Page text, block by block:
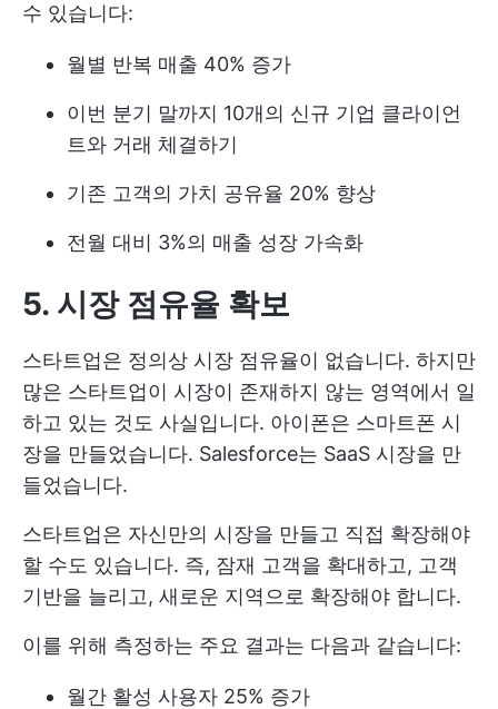
수 있습니다:
월별 반복 매출 40% 증가
이번 분기 말까지 10개의 신규 기업 클라이언
트와 거래 체결하기
기존 고객의 가치 공유율 20% 향상
전월 대비 3%의 매출 성장 가속화
5. 시장 점유율 확보
스타트업은 정의상 시장 점유율이 없습니다. 하지만
많은 스타트업이 시장이 존재하지 않는 영역에서 일
하고 있는 것도 사실입니다. 아이폰은 스마트폰 시
장을 만들었습니다. Salesforce는 SaaS 시장을 만
들었습니다.
스타트업은 자신만의 시장을 만들고 직접 확장해야
할 수도 있습니다. 즉, 잠재 고객을 확대하고, 고객
기반을 늘리고, 새로운 지역으로 확장해야 합니다.
이를 위해 측정하는 주요 결과는 다음과 같습니다:
월간 활성 사용자 25% 증가